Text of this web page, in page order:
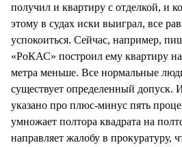
получил и квартиру с отделкой, и
этому в судах иски выиграл, все
успокоиться. Сейчас, например,
«РоКАС» построил ему квартиру
метра меньше. Все нормальные
существует определенный допуск.
указано про плюс-минус пять
умножает полтора квадрата на
направляет жалобу в прокуратуру,